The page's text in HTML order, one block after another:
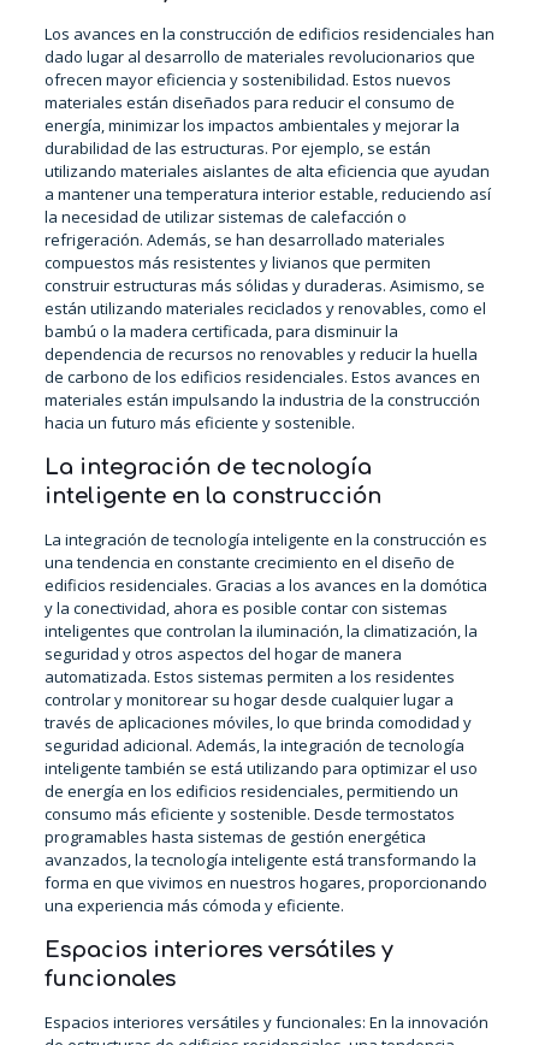
Los avances en la construcción de edificios residenciales han
dado lugar al desarrollo de materiales revolucionarios que
ofrecen mayor eficiencia y sostenibilidad. Estos nuevos
materiales están diseñados para reducir el consumo de
energía, minimizar los impactos ambientales y mejorar la
durabilidad de las estructuras. Por ejemplo, se están
utilizando materiales aislantes de alta eficiencia que ayudan
a mantener una temperatura interior estable, reduciendo así
la necesidad de utilizar sistemas de calefacción o
refrigeración. Además, se han desarrollado materiales
compuestos más resistentes y livianos que permiten
construir estructuras más sólidas y duraderas. Asimismo, se
están utilizando materiales reciclados y renovables, como el
bambú o la madera certificada, para disminuir la
dependencia de recursos no renovables y reducir la huella
de carbono de los edificios residenciales. Estos avances en
materiales están impulsando la industria de la construcción
hacia un futuro más eficiente y sostenible.
La integración de tecnología
inteligente en la construcción
La integración de tecnología inteligente en la construcción es
una tendencia en constante crecimiento en el diseño de
edificios residenciales. Gracias a los avances en la domótica
y la conectividad, ahora es posible contar con sistemas
inteligentes que controlan la iluminación, la climatización, la
seguridad y otros aspectos del hogar de manera
automatizada. Estos sistemas permiten a los residentes
controlar y monitorear su hogar desde cualquier lugar a
través de aplicaciones móviles, lo que brinda comodidad y
seguridad adicional. Además, la integración de tecnología
inteligente también se está utilizando para optimizar el uso
de energía en los edificios residenciales, permitiendo un
consumo más eficiente y sostenible. Desde termostatos
programables hasta sistemas de gestión energética
avanzados, la tecnología inteligente está transformando la
forma en que vivimos en nuestros hogares, proporcionando
una experiencia más cómoda y eficiente.
Espacios interiores versátiles y
funcionales
Espacios interiores versátiles y funcionales: En la innovación